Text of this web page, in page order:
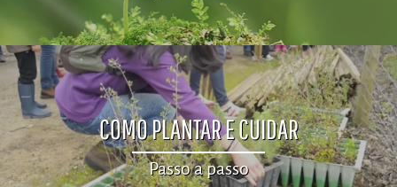
COMO PLANTAR E CUIDAR
Passo a passo